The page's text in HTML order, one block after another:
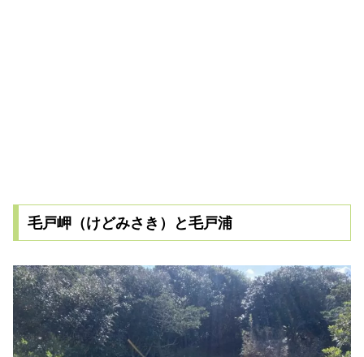
毛戸岬（けどみさき）と毛戸浦